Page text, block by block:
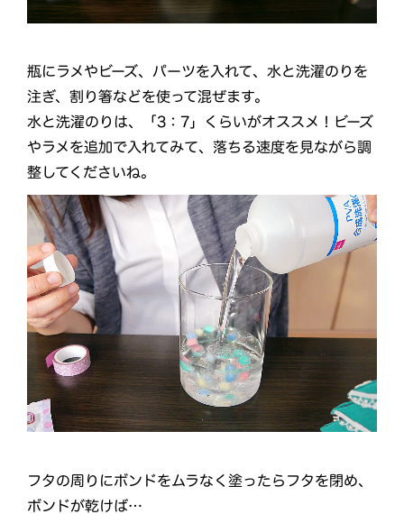
瓶にラメやビーズ、パーツを入れて、水と洗濯のりを
注ぎ、割り箸などを使って混ぜます。
水と洗濯のりは、「3：7」くらいがオススメ！ビーズ
やラメを追加で入れてみて、落ちる速度を見ながら調
整してくださいね。
フタの周りにボンドをムラなく塗ったらフタを閉め、
ボンドが乾けば…